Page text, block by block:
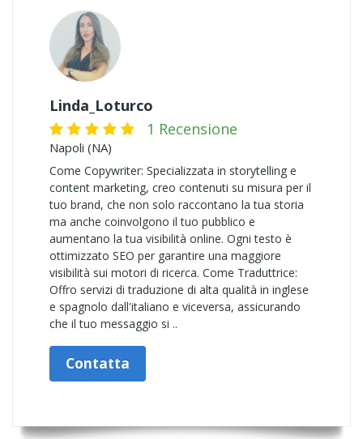
Linda_Loturco
1 Recensione
Napoli (NA)
Come Copywriter: Specializzata in storytelling e
content marketing, creo contenuti su misura per il
tuo brand, che non solo raccontano la tua storia
ma anche coinvolgono il tuo pubblico e
aumentano la tua visibilità online. Ogni testo è
ottimizzato SEO per garantire una maggiore
visibilità sui motori di ricerca. Come Traduttrice:
Offro servizi di traduzione di alta qualità in inglese
e spagnolo dall'italiano e viceversa, assicurando
che il tuo messaggio si ..
Contatta